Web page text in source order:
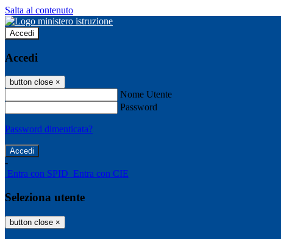
Salta al contenuto
Accedi
Accedi
button close ×
Nome Utente
Password
Password dimenticata?
-
Entra con SPID Entra con CIE
Seleziona utente
button close ×